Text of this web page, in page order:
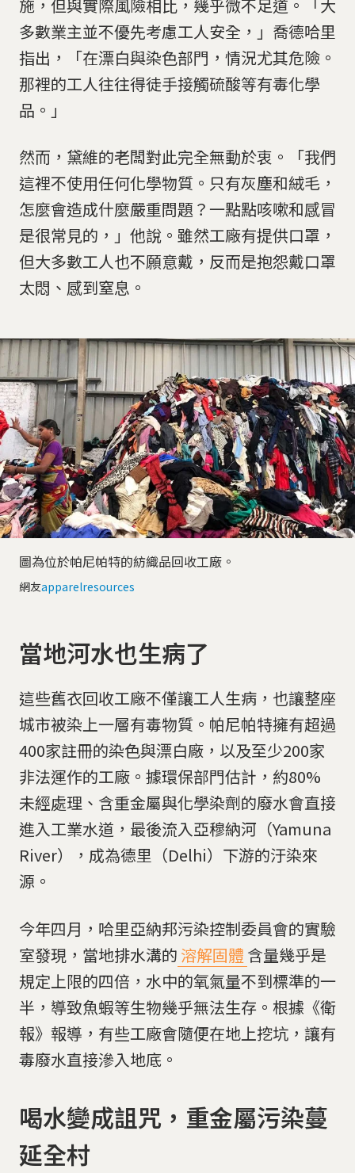
施，但與實際風險相比，幾乎微不足道。「大
多數業主並不優先考慮工人安全，」喬德哈里
指出，「在漂白與染色部門，情況尤其危險。
那裡的工人往往得徒手接觸硫酸等有毒化學
品。」
然而，黛維的老闆對此完全無動於衷。「我們
這裡不使用任何化學物質。只有灰塵和絨毛，
怎麼會造成什麼嚴重問題？一點點咳嗽和感冒
是很常見的，」他說。雖然工廠有提供口罩，
但大多數工人也不願意戴，反而是抱怨戴口罩
太悶、感到窒息。
圖為位於帕尼帕特的紡織品回收工廠。
網友apparelresources
當地河水也生病了
這些舊衣回收工廠不僅讓工人生病，也讓整座
城市被染上一層有毒物質。帕尼帕特擁有超過
400家註冊的染色與漂白廠，以及至少200家
非法運作的工廠。據環保部門估計，約80%
未經處理、含重金屬與化學染劑的廢水會直接
進入工業水道，最後流入亞穆納河（Yamuna
River），成為德里（Delhi）下游的汙染來
源。
今年四月，哈里亞納邦污染控制委員會的實驗
室發現，當地排水溝的 溶解固體 含量幾乎是
規定上限的四倍，水中的氧氣量不到標準的一
半，導致魚蝦等生物幾乎無法生存。根據《衛
報》報導，有些工廠會隨便在地上挖坑，讓有
毒廢水直接滲入地底。
喝水變成詛咒，重金屬污染蔓
延全村